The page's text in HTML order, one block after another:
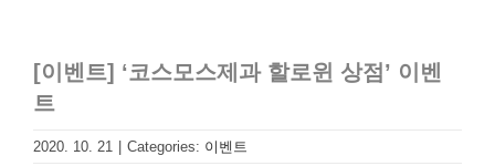
[이벤트] ‘코스모스제과 할로윈 상점’ 이벤
트
2020. 10. 21 | Categories: 이벤트